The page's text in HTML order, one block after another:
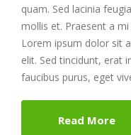
quam. Sed lacinia
mollis et. Praesent a
Lorem ipsum dolor sit
elit. Sed tincidunt, erat
faucibus purus, eget
Read More